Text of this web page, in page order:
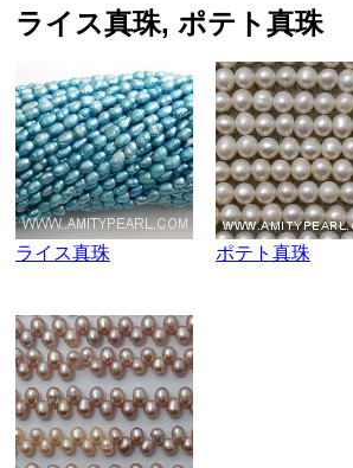
ライス真珠, ポテト真珠
ライス真珠 ポテト真珠